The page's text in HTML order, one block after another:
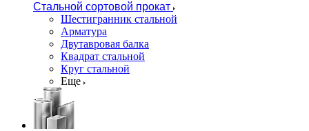
Стальной сортовой прокат
Шестигранник стальной
Арматура
Двутавровая балка
Квадрат стальной
Круг стальной
Еще